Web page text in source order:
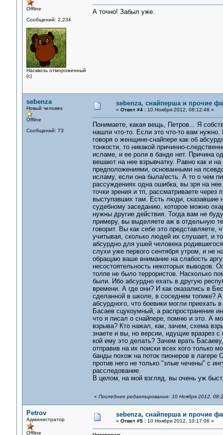
Offline
Сообщений: 2,234
Насквозь отмороженный
(с)
А точно! Забыл уже.
sebenza
Новый человек
Offline
Сообщений: 73
sebenza, снайперша и прочие
« Ответ #4 :10 Ноября 2012, 08:12:48 »
Понимаете, какая вещь, Петров... Я
нашли что-то. Если это что-то вам
говоря о женщине-снайпере как об
тонкости, то никакой причинно-
исламе, и ее роли в банде нет. Причина
вешают на нее взрывчатку. Равно как и
предположениями, основанными на
исламу, если она была/есть. А то о чем
рассуждениях одна ошибка, вы зря на
точки зрения и тп, рассматриваете
выступавших там. Есть люди, сказавшие
судебному заседанию, которое можно
нужны другие действия. Тогда вам не
примеру, вы выделяете аж в отдельную
говорит. Вы как себе это
учитывая, сколько людей их слушает, и
абсурдно для ушей человека
слухи уже первого сентября утром, и не
обращаю ваше внимание на слабость
несостоятельность некоторых выводов.
толпе не было террористов. Насколько
были. Ибо абсурдно ехать в другую
времени. А где они? И как оказались в
сделанной в школе, в соседнем топике?
абсурдного, что боевики могли приехать
Басаев сцукоумный, а распространение
что я писал о снайпере, помню и это. А
взрыва? Кто нажал, как, зачем, схема
знаете и вы, но версии, идущие вразрез
кой ему это делать? Зачем врать
отправив на их поиски всех кого только
банды похож на поток пионеров в лагере
против него не только "злые чечены" с
расследование.
В целом, на мой взгляд, вы очень уж
« Последнее редактирование: 10 Ноября 2012,
Petrov
Администратор
Offline
sebenza, снайперша и прочие
« Ответ #5 :10 Ноября 2012, 10:17:06 »